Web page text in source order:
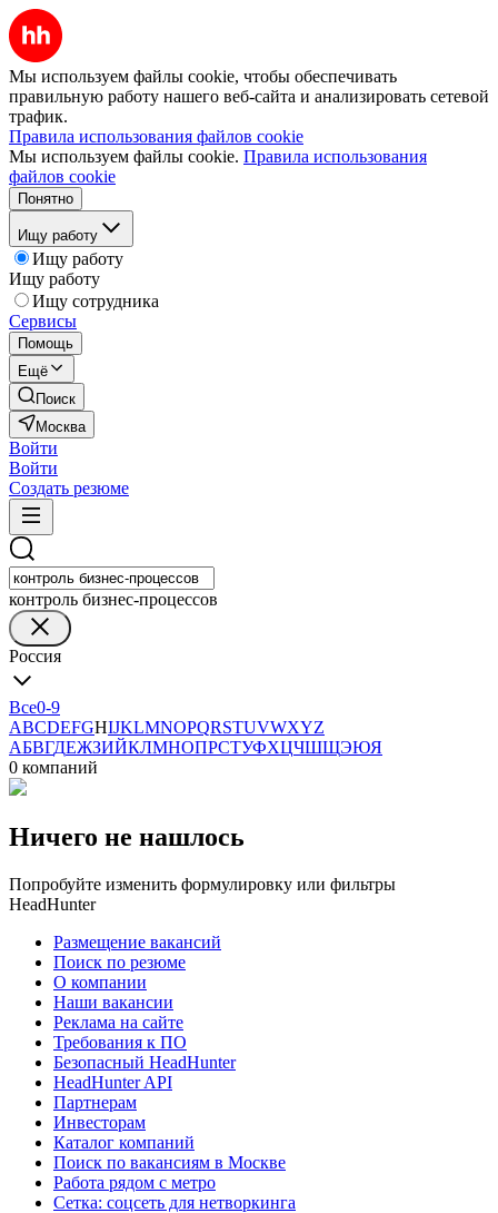
Мы используем файлы cookie, чтобы обеспечивать
правильную работу нашего веб-сайта и анализировать сетевой
трафик.
Правила использования файлов cookie
Мы используем файлы cookie. Правила использования
файлов cookie
Понятно
Ищу работу
Ищу работу
Ищу работу
Ищу сотрудника
Сервисы
Помощь
Ещё
Поиск
Москва
Войти
Войти
Создать резюме
контроль бизнес-процессов
Россия
Все0-9
ABCDEFGHIJKLMNOPQRSTUVWXYZ
АБВГДЕЖЗИЙКЛМНОПРСТУФХЦЧШЩЭЮЯ
0 компаний
Ничего не нашлось
Попробуйте изменить формулировку или фильтры
HeadHunter
Размещение вакансий
Поиск по резюме
О компании
Наши вакансии
Реклама на сайте
Требования к ПО
Безопасный HeadHunter
HeadHunter API
Партнерам
Инвесторам
Каталог компаний
Поиск по вакансиям в Москве
Работа рядом с метро
Сетка: соцсеть для нетворкинга